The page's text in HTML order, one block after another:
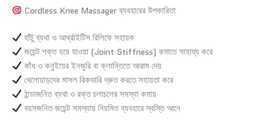
Cordless Knee Massager ব্যবহারের উপকারিতা
হাঁটু ব্যথা ও আর্থ্রাইটিস রিলিফে সহায়ক
জয়েন্ট শক্ত হয়ে যাওয়া (Joint Stiffness) কমাতে সাহায্য করে
কাঁধ ও কনুইয়ের ইনজুরি বা ক্লান্তিতে আরাম দেয়
খেলোয়াড়দের মাসল রিকভারি দ্রুত করতে সহায়তা করে
ঠান্ডাজনিত ব্যথা ও রক্ত চলাচলের সমস্যা কমায়
বয়সজনিত জয়েন্ট সমস্যায় নিয়মিত ব্যবহারে স্বস্তি আনে